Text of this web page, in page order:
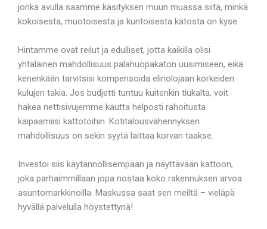
jonka avulla saamme käsityksen muun muassa siitä, minkä
kokoisesta, muotoisesta ja kuntoisesta katosta on kyse.
Hintamme ovat reilut ja edulliset, jotta kaikilla olisi
yhtäläinen mahdollisuus palahuopakaton uusimiseen, eikä
kenenkään tarvitsisi kompensoida elinolojaan korkeiden
kulujen takia. Jos budjetti tuntuu kuitenkin tiukalta, voit
hakea nettisivujemme kautta helposti rahoitusta
kaipaamiisi kattotöihin. Kotitalousvähennyksen
mahdollisuus on sekin syytä laittaa korvan taakse.
Investoi siis käytännöllisempään ja näyttävään kattoon,
joka parhaimmillaan jopa nostaa koko rakennuksen arvoa
asuntomarkkinoilla. Maskussa saat sen meiltä – vieläpä
hyvällä palvelulla höystettynä!